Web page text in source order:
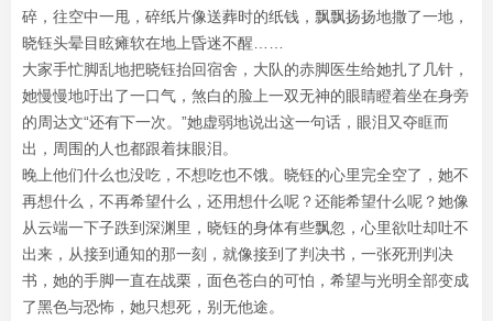
碎，往空中一甩，碎纸片像送葬时的纸钱，飘飘扬扬地撒了一地，
晓钰头晕目眩瘫软在地上昏迷不醒……
大家手忙脚乱地把晓钰抬回宿舍，大队的赤脚医生给她扎了几针，
她慢慢地吁出了一口气，煞白的脸上一双无神的眼睛瞪着坐在身旁
的周达文“还有下一次。”她虚弱地说出这一句话，眼泪又夺眶而
出，周围的人也都跟着抹眼泪。
晚上他们什么也没吃，不想吃也不饿。晓钰的心里完全空了，她不
再想什么，不再希望什么，还用想什么呢？还能希望什么呢？她像
从云端一下子跌到深渊里，晓钰的身体有些飘忽，心里欲吐却吐不
出来，从接到通知的那一刻，就像接到了判决书，一张死刑判决
书，她的手脚一直在战栗，面色苍白的可怕，希望与光明全部变成
了黑色与恐怖，她只想死，别无他途。